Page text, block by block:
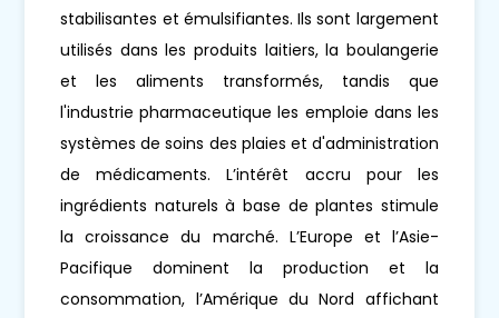
stabilisantes et émulsifiantes. Ils sont largement
utilisés dans les produits laitiers, la boulangerie
et les aliments transformés, tandis que
l'industrie pharmaceutique les emploie dans les
systèmes de soins des plaies et d'administration
de médicaments. L’intérêt accru pour les
ingrédients naturels à base de plantes stimule
la croissance du marché. L’Europe et l’Asie-
Pacifique dominent la production et la
consommation, l’Amérique du Nord affichant